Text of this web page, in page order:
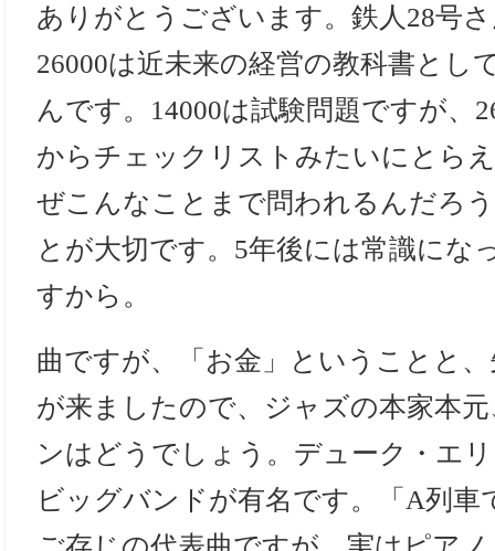
ありがとうございます。鉄人28号
26000は近未来の経営の教科書とし
んです。14000は試験問題ですが、
からチェックリストみたいにとら
ぜこんなことまで問われるんだろ
とが大切です。5年後には常識にな
すから。
曲ですが、「お金」ということと
が来ましたので、ジャズの本家本
ンはどうでしょう。デューク・エ
ビッグバンドが有名です。「A列